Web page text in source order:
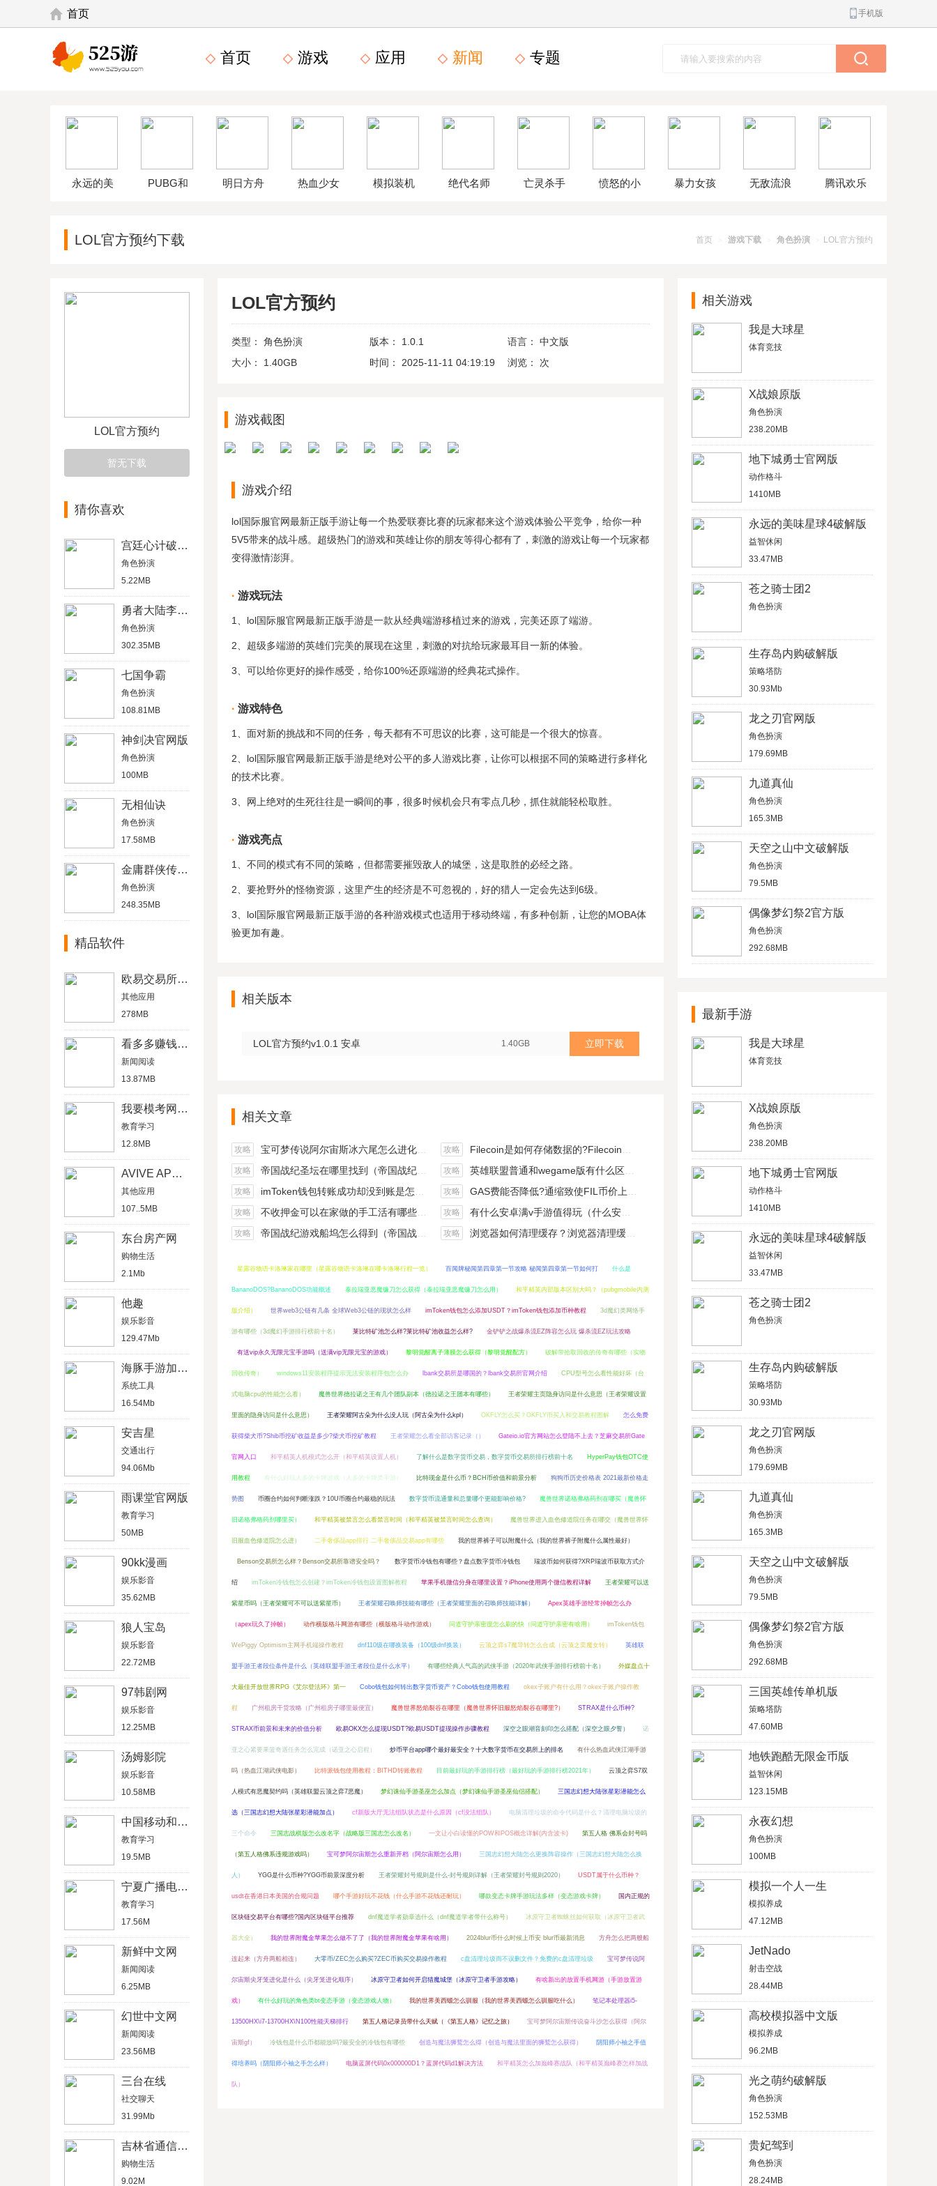
首页 手机版
首页 游戏 应用 新闻 专题
永远的美
解版
PUBG和
验服
明日方舟 热血少女 模拟装机 绝代名师 亡灵杀手 愤怒的小 暴力女孩
化版
无敌流浪 腾讯欢乐
版
首页 > 游戏下载 > 角色扮演 > LOL官方预约
LOL官方预约下载
LOL官方预约
暂无下载
猜你喜欢
宫廷心计破解版
角色扮演
5.22MB
勇者大陆李连杰版
角色扮演
302.35MB
七国争霸
角色扮演
108.81MB
神剑决官网版
角色扮演
100MB
无相仙诀
角色扮演
17.58MB
金庸群侠传3无敌版
角色扮演
248.35MB
精品软件
欧易交易所APP官网版
其他应用
278MB
看多多赚钱软件
新闻阅读
13.87MB
我要模考网官在线题库
教育学习
12.8MB
AVIVE APP下载
其他应用
107..5MB
东台房产网
购物生活
2.1Mb
他趣
娱乐影音
129.47Mb
海豚手游加速器PUGB加速
系统工具
16.54Mb
安吉星
交通出行
94.06Mb
雨课堂官网版
教育学习
50MB
90kk漫画
娱乐影音
35.62MB
狼人宝岛
娱乐影音
22.72MB
97韩剧网
娱乐影音
12.25MB
汤姆影院
娱乐影音
10.58MB
中国移动和教育
教育学习
19.5MB
宁夏广播电视大学
教育学习
17.56M
新鲜中文网
新闻阅读
6.25MB
幻世中文网
新闻阅读
23.56MB
三台在线
社交聊天
31.99Mb
吉林省通信管理局
购物生活
9.02M
LOL官方预约
类型： 角色扮演 版本： 1.0.1 语言：
中文版
大小：
1.40GB 时间： 2025-11-11 04:19:19 浏览： 次
游戏截图
游戏介绍
lol国际服官网最新正版手游让每一个热爱联赛比赛的玩家都来这个游戏体验公平竞争，给你一种
5V5带来的战斗感。超级热门的游戏和英雄让你的朋友等得心都有了，刺激的游戏让每一个玩家都
变得激情澎湃。
游戏玩法
1、lol国际服官网最新正版手游是一款从经典端游移植过来的游戏，完美还原了端游。
2、超级多端游的英雄们完美的展现在这里，刺激的对抗给玩家最耳目一新的体验。
3、可以给你更好的操作感受，给你100%还原端游的经典花式操作。
游戏特色
1、面对新的挑战和不同的任务，每天都有不可思议的比赛，这可能是一个很大的惊喜。
2、lol国际服官网最新正版手游是绝对公平的多人游戏比赛，让你可以根据不同的策略进行多样化
的技术比赛。
3、网上绝对的生死往往是一瞬间的事，很多时候机会只有零点几秒，抓住就能轻松取胜。
游戏亮点
1、不同的模式有不同的策略，但都需要摧毁敌人的城堡，这是取胜的必经之路。
2、要抢野外的怪物资源，这里产生的经济是不可忽视的，好的猎人一定会先达到6级。
3、lol国际服官网最新正版手游的各种游戏模式也适用于移动终端，有多种创新，让您的MOBA体
验更加有趣。
相关版本
LOL官方预约v1.0.1 安卓 1.40GB 立即下载
相关文章
攻略 宝可梦传说阿尔宙斯冰六尾怎么进化（宝可梦冰六尾怎么得） 攻略 Filecoin是如何存储数据的?Filecoin的价值体现和未来前景分析
攻略 帝国战纪圣坛在哪里找到（帝国战纪游戏攻略） 攻略 英雄联盟普通和wegame版有什么区别（英雄联盟wegame版和英雄联盟）
攻略 imToken钱包转账成功却没到账是怎么回事? 攻略 GAS费能否降低?通缩致使FIL币价上涨,近看1000U
攻略 不收押金可以在家做的手工活有哪些？四个可以操作的小项目真是可靠 攻略 有什么安卓满v手游值得玩（什么安卓手游好玩）
攻略 帝国战纪游戏船坞怎么得到（帝国战纪战役攻略） 攻略 浏览器如何清理缓存？浏览器清理缓存快捷键
星露谷物语卡洛琳家在哪里（星露谷物语卡洛琳在哪卡洛琳行程一览） 百闻牌秘闻第四章第一节攻略 秘闻第四章第一节如何打 什么是
BananoDOS?BananoDOS功能概述 泰拉瑞亚恶魔镰刀怎么获得（泰拉瑞亚恶魔镰刀怎么用） 和平精英内部版本区别大吗？（pubgmobile内测
版介绍） 世界web3公链有几条 全球Web3公链的现状怎么样 imToken钱包怎么添加USDT？imToken钱包添加币种教程 3d魔幻类网络手
游有哪些（3d魔幻手游排行榜前十名） 莱比特矿池怎么样?莱比特矿池收益怎么样? 金铲铲之战爆杀流EZ阵容怎么玩 爆杀流EZ玩法攻略
有送vip永久无限元宝手游吗（送满vip无限元宝的游戏） 黎明觉醒离子薄膜怎么获得（黎明觉醒配方） 破解带拾取回收的传奇有哪些（实物
回收传奇） windows11安装程序提示无法安装程序包怎么办 lbank交易所是哪国的？lbank交易所官网介绍 CPU型号怎么看性能好坏（台
式电脑cpu的性能怎么看） 魔兽世界德拉诺之王有几个团队副本（德拉诺之王团本有哪些） 王者荣耀主页隐身访问是什么意思（王者荣耀设置
里面的隐身访问是什么意思） 王者荣耀阿古朵为什么没人玩（阿古朵为什么kpl） OKFLY怎么买？OKFLY币买入和交易教程图解 怎么免费
获得柴犬币?Shib币挖矿收益是多少?柴犬币挖矿教程 王者荣耀怎么看全部访客记录（） Gateio.io官方网站怎么登陆不上去？芝麻交易所Gate
官网入口 和平精英人机模式怎么开（和平精英设置人机） 了解什么是数字货币交易，数字货币交易所排行榜前十名 HyperPay钱包OTC使
用教程 有什么好玩人多的卡牌游戏（人多的卡牌类手游） 比特现金是什么币？BCH币价值和前景分析 狗狗币历史价格表 2021最新价格走
势图 币圈合约如何判断涨跌？10U币圈合约最稳的玩法 数字货币流通量和总量哪个更能影响价格? 魔兽世界诺格弗格药剂在哪买（魔兽怀
旧诺格弗格药剂哪里买） 和平精英被禁言怎么看禁言时间（和平精英被禁言时间怎么查询） 魔兽世界进入血色修道院任务在哪交（魔兽世界怀
旧服血色修道院怎么进） 二手奢侈品app排行 二手奢侈品交易app有哪些 我的世界裤子可以附魔什么（我的世界裤子附魔什么属性最好）
Benson交易所怎么样？Benson交易所靠谱安全吗？ 数字货币冷钱包有哪些？盘点数字货币冷钱包 瑞波币如何获得?XRP瑞波币获取方式介
绍 imToken冷钱包怎么创建？imToken冷钱包设置图解教程 苹果手机微信分身在哪里设置？iPhone使用两个微信教程详解 王者荣耀可以送
紫星币吗（王者荣耀可不可以送紫星币） 王者荣耀召唤师技能有哪些（王者荣耀里面的召唤师技能详解） Apex英雄手游经常掉帧怎么办
（apex玩久了掉帧） 动作横版格斗网游有哪些（横版格斗动作游戏） 问道守护亲密度怎么刷的快（问道守护亲密有啥用） imToken钱包
WePiggy Optimism主网手机端操作教程 dnf110级在哪换装备（100级dnf换装） 云顶之弈s7魔导转怎么合成（云顶之奕魔女转） 英雄联
盟手游王者段位条件是什么（英雄联盟手游王者段位是什么水平） 有哪些经典人气高的武侠手游（2020年武侠手游排行榜前十名） 外媒盘点十
大最佳开放世界RPG《艾尔登法环》第一 Cobo钱包如何转出数字货币资产？Cobo钱包使用教程 okex子账户有什么用？okex子账户操作教
程 广州租房干货攻略（广州租房子哪里最便宜） 魔兽世界怒焰裂谷在哪里（魔兽世界怀旧服怒焰裂谷在哪里?） STRAX是什么币种?
STRAX币前景和未来的价值分析 欧易OKX怎么提现USDT?欧易USDT提现操作步骤教程 深空之眼潮音刻印怎么搭配（深空之眼夕誓） 诺
亚之心紧要果篮奇遇任务怎么完成（诺亚之心启程） 炒币平台app哪个最好最安全？十大数字货币在交易所上的排名 有什么热血武侠江湖手游
吗（热血江湖武侠电影） 比特派钱包使用教程：BITHD转账教程 目前最好玩的手游排行榜（最好玩的手游排行榜2021年） 云顶之弈S7双
人模式有恶魔契约吗（英雄联盟云顶之弈7恶魔） 梦幻诛仙手游圣巫怎么加点（梦幻诛仙手游圣巫仙侣搭配） 三国志幻想大陆张星彩潜能怎么
选（三国志幻想大陆张星彩潜能加点） cf新版大厅无法组队状态是什么原因（cf没法组队） 电脑清理垃圾的命令代码是什么？清理电脑垃圾的
三个命令 三国志战棋版怎么改名字（战略版三国志怎么改名） 一文让小白读懂的POW和POS概念详解(内含波卡) 第五人格 佛系会封号吗
（第五人格佛系违规游戏吗） 宝可梦阿尔宙斯怎么重新开档（阿尔宙斯怎么用） 三国志幻想大陆怎么更换阵容操作（三国志幻想大陆怎么换
人） YGG是什么币种?YGG币前景深度分析 王者荣耀封号规则是什么-封号规则详解（王者荣耀封号规则2020） USDT属于什么币种？
usdt在香港日本美国的合规问题 哪个手游好玩不花钱（什么手游不花钱还耐玩） 哪款变态卡牌手游玩法多样（变态游戏卡牌） 国内正规的
区块链交易平台有哪些?国内区块链平台推荐 dnf魔道学者勋章选什么（dnf魔道学者带什么称号） 冰原守卫者蜘蛛丝如何获取（冰原守卫者武
器大全） 我的世界附魔金苹果怎么做不了了（我的世界附魔金苹果有啥用） 2024blur币什么时候上币安 blur币最新消息 方舟怎么把两艘船
连起来（方舟两船相连） 大零币/ZEC怎么购买?ZEC币购买交易操作教程 c盘清理垃圾而不误删文件？免费的c盘清理垃圾 宝可梦传说阿
尔宙斯尖牙笼进化是什么（尖牙笼进化顺序） 冰原守卫者如何开启猎魔城堡（冰原守卫者手游攻略） 有啥新出的放置手机网游（手游放置游
戏） 有什么好玩的角色类bt变态手游（变态游戏人物） 我的世界美西螈怎么驯服（我的世界美西螈怎么驯服吃什么） 笔记本处理器i5-
13500HX\i7-13700HX\N100性能天梯排行 第五人格记录员带什么天赋（《第五人格》记忆之旅） 宝可梦阿尔宙斯传说奋斗沙怎么获得（阿尔
宙斯gf） 冷钱包是什么币都能放吗?最安全的冷钱包有哪些 创造与魔法狮鹫怎么得（创造与魔法里面的狮鹫怎么获得） 阴阳师小袖之手值
得培养吗（阴阳师小袖之手怎么样） 电脑蓝屏代码0x000000D1？蓝屏代码d1解决方法 和平精英怎么加巅峰赛战队（和平精英巅峰赛怎样加战
队）
相关游戏
我是大球星
体育竞技
X战娘原版
角色扮演
238.20MB
地下城勇士官网版
动作格斗
1410MB
永远的美味星球4破解版
益智休闲
33.47MB
苍之骑士团2
角色扮演
生存岛内购破解版
策略塔防
30.93Mb
龙之刃官网版
角色扮演
179.69MB
九道真仙
角色扮演
165.3MB
天空之山中文破解版
角色扮演
79.5MB
偶像梦幻祭2官方版
角色扮演
292.68MB
最新手游
我是大球星
体育竞技
X战娘原版
角色扮演
238.20MB
地下城勇士官网版
动作格斗
1410MB
永远的美味星球4破解版
益智休闲
33.47MB
苍之骑士团2
角色扮演
生存岛内购破解版
策略塔防
30.93Mb
龙之刃官网版
角色扮演
179.69MB
九道真仙
角色扮演
165.3MB
天空之山中文破解版
角色扮演
79.5MB
偶像梦幻祭2官方版
角色扮演
292.68MB
三国英雄传单机版
策略塔防
47.60MB
地铁跑酷无限金币版
益智休闲
123.15MB
永夜幻想
角色扮演
100MB
模拟一个人一生
模拟养成
47.12MB
JetNado
射击空战
28.44MB
高校模拟器中文版
模拟养成
96.2MB
光之萌约破解版
角色扮演
152.53MB
贵妃驾到
角色扮演
28.24MB